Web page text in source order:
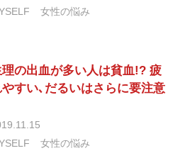
女性の悩み
理の出血が多い人は貧血!? 疲
すい､だるいはさらに要注意
女性の悩み